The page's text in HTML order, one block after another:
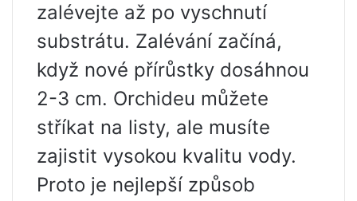
zalévejte až po vyschnutí
substrátu. Zalévání začíná,
když nové přírůstky dosáhnou
2-3 cm. Orchideu můžete
stříkat na listy, ale musíte
zajistit vysokou kvalitu vody.
Proto je nejlepší způsob